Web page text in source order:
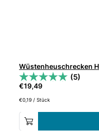
Wüstenheuschrecken
(5)
€19,49
€0,19 /Stück